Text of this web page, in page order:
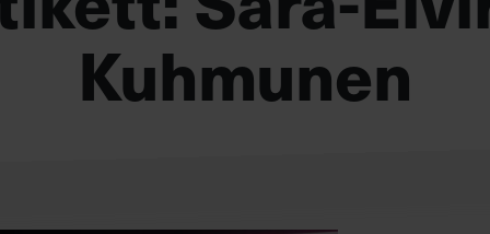
Ledarskapstest
Chef GPT – din chefsassistent i
fickan
Kuhmunen